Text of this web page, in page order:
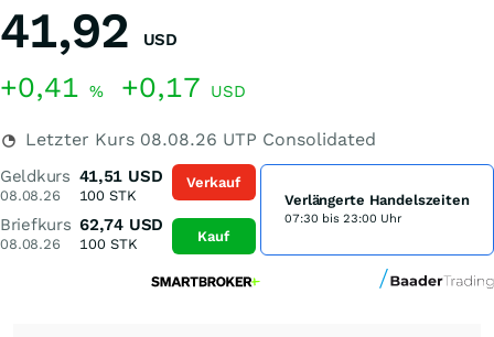
41,92 USD
+0,41 % +0,17 USD
Letzter Kurs 08.08.26 UTP Consolidated
Geldkurs
08.08.26
41,51 USD
100 STK
Briefkurs
08.08.26
62,74 USD
100STK
Verkauf
Kauf
Verlängerte Handelszeiten
07:30 bis 23:00 Uhr